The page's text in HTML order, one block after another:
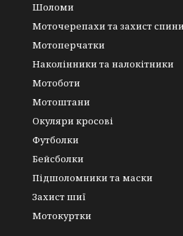
Шоломи
Моточерепахи та захист
Мотоперчатки
Наколінники та налокітники
Мотоботи
Мотоштани
Окуляри кросові
Футболки
Бейсболки
Підшоломники та маски
Захист шиї
Мотокуртки